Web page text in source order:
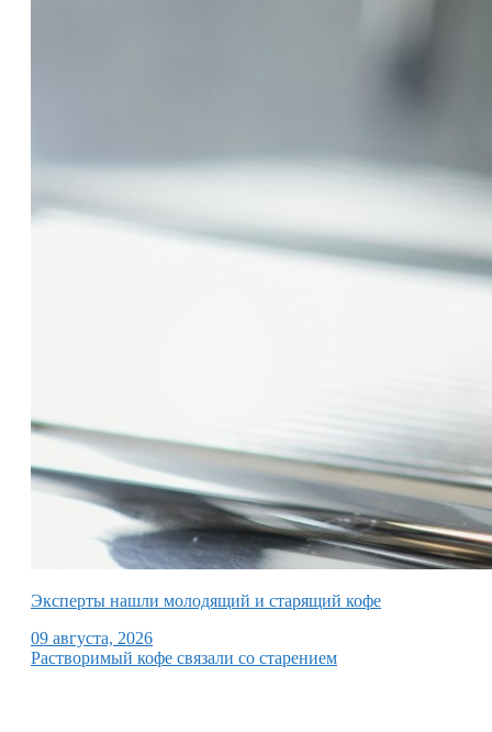
Эксперты нашли молодящий и старящий кофе
09 августа, 2026
Растворимый кофе связали со старением